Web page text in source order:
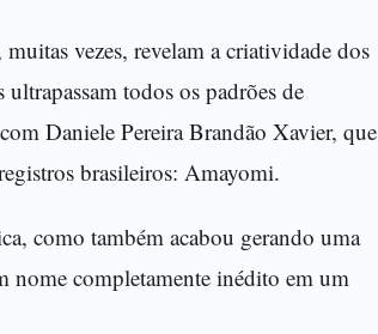
vezes, revelam a criatividade dos
todos os padrões de
Daniele Pereira Brandão Xavier, que
brasileiros: Amayomi.
como também acabou gerando uma
nome completamente inédito em um